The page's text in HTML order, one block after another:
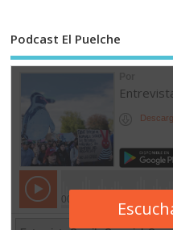
Podcast El Puelche